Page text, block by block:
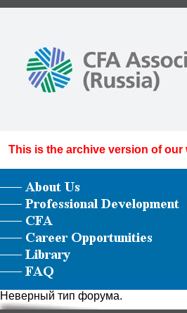
This is the archive version of our
Неверный тип форума.